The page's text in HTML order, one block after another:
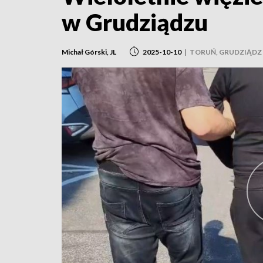
w Grudziądzu
Michał Górski, JL 2025-10-10 | TORUŃ, GRUDZIĄDZ